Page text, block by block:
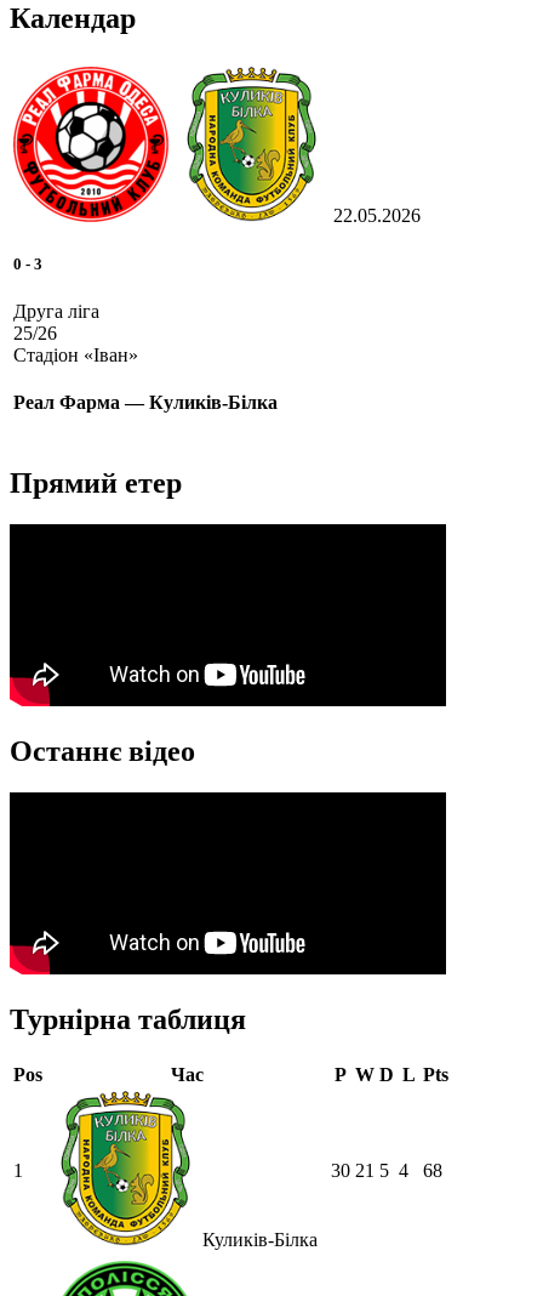
Календар
22.05.2026
0 - 3
Друга ліга
25/26
Стадіон «Іван»
Реал Фарма — Куликів-Білка
Прямий етер
Останнє відео
Турнірна таблиця
Pos Час P W D L Pts
1
Куликів-Білка
30 21 5 4 68